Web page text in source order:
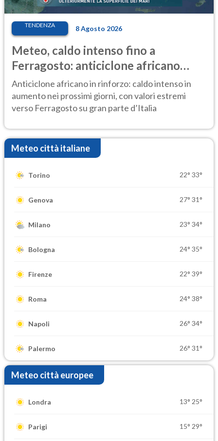
TENDENZA 8 Agosto 2026
Meteo, caldo intenso fino a
Ferragosto: anticiclone africano
ancora protagonista
Anticiclone africano in rinforzo: caldo intenso in
aumento nei prossimi giorni, con valori estremi
verso Ferragosto su gran parte d’Italia
Meteo città italiane
Torino 22° 33°
Genova 27° 31°
Milano 23° 34°
Bologna 24° 35°
Firenze 22° 39°
Roma 24° 38°
Napoli 26° 34°
Palermo 26° 31°
Meteo città europee
Londra 13° 25°
Parigi 15° 29°